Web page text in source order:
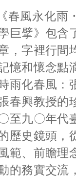
春風永化雨
巨擘》包含
，字裡行間
憶和懷念點
雨化春風：
春興教授的
至九〇年代
歷史鏡頭，
範、前瞻理
的務實交流